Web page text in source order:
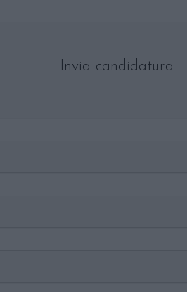
Invia candidatura